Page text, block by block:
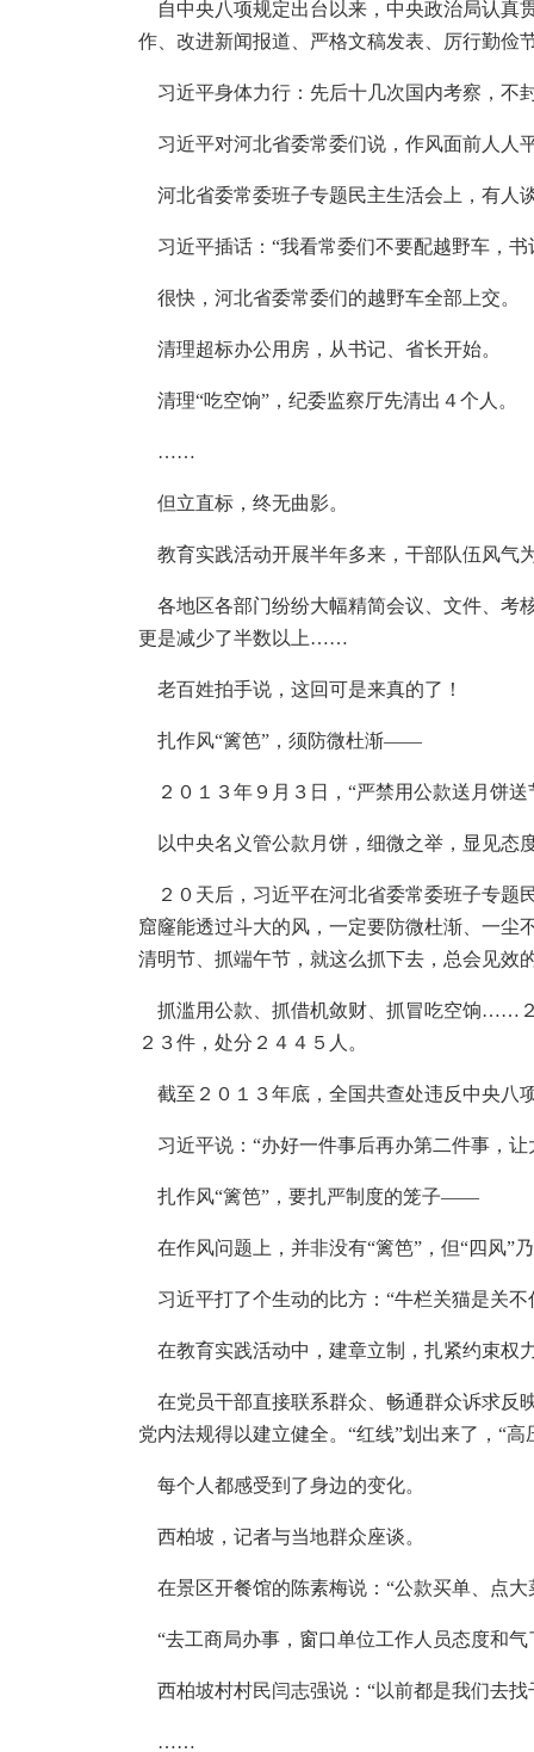
自中央八项规定出台以来，中央政治局认真
作、改进新闻报道、严格文稿发表、厉行勤俭
习近平身体力行：先后十几次国内考察，不
习近平对河北省委常委们说，作风面前人人
河北省委常委班子专题民主生活会上，有人
习近平插话：“我看常委们不要配越野车，
很快，河北省委常委们的越野车全部上交。
清理超标办公用房，从书记、省长开始。
清理“吃空饷”，纪委监察厅先清出４个人。
……
但立直标，终无曲影。
教育实践活动开展半年多来，干部队伍风气
各地区各部门纷纷大幅精简会议、文件、考
更是减少了半数以上……
老百姓拍手说，这回可是来真的了！
扎作风“篱笆”，须防微杜渐——
２０１３年９月３日，“严禁用公款送月饼
以中央名义管公款月饼，细微之举，显见态
２０天后，习近平在河北省委常委班子专题
窟窿能透过斗大的风，一定要防微杜渐、一尘
清明节、抓端午节，就这么抓下去，总会见效
抓滥用公款、抓借机敛财、抓冒吃空饷……２
２３件，处分２４４５人。
截至２０１３年底，全国共查处违反中央八
习近平说：“办好一件事后再办第二件事，
扎作风“篱笆”，要扎严制度的笼子——
在作风问题上，并非没有“篱笆”，但“四风”
习近平打了个生动的比方：“牛栏关猫是关
在教育实践活动中，建章立制，扎紧约束权
在党员干部直接联系群众、畅通群众诉求反
党内法规得以建立健全。“红线”划出来了，“高
每个人都感受到了身边的变化。
西柏坡，记者与当地群众座谈。
在景区开餐馆的陈素梅说：“公款买单、点
“去工商局办事，窗口单位工作人员态度和
西柏坡村村民闫志强说：“以前都是我们去
……